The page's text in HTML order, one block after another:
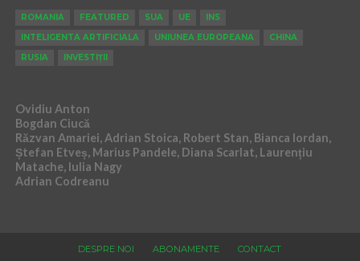
ROMANIA FEATURED SUA UE
INS
INTELIGENTA ARTIFICIALA
UNIUNEA EUROPEANA
CHINA
RUSIA
INVESTIȚII
Ovidiu Anton
Bogdan Ciucă
Răzvan Amariei, Adrian Stoica, Robert Stan, Bianca Iordan,
Ștefan Etveș, Marius Pandele, Diana Scarlat, Laurențiu
Matache, Iulia Nagy
Adrian Codreanu
DESPRE NOI ABONAMENTE
CONTACT